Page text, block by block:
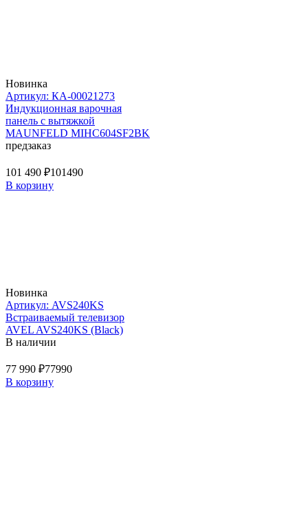
Новинка
Артикул: КА-00021273
Индукционная варочная
панель с вытяжкой
MAUNFELD MIHC604SF2BK
предзаказ
101 490 ₽101490
В корзину
Новинка
Артикул: AVS240KS
Встраиваемый телевизор
AVEL AVS240KS (Black)
В наличии
77 990 ₽77990
В корзину